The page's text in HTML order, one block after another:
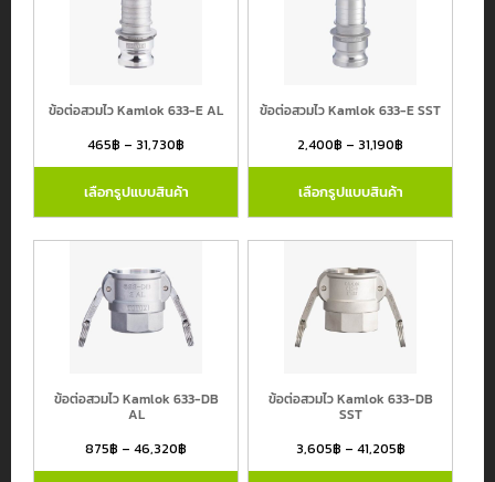
ข้อต่อสวมไว Kamlok 633-E AL
465฿ – 31,730฿
เลือกรูปแบบสินค้า
ข้อต่อสวมไว Kamlok 633-E SST
2,400฿ – 31,190฿
เลือกรูปแบบสินค้า
ข้อต่อสวมไว Kamlok 633-DB
AL
875฿ – 46,320฿
ข้อต่อสวมไว Kamlok 633-DB
SST
3,605฿ – 41,205฿